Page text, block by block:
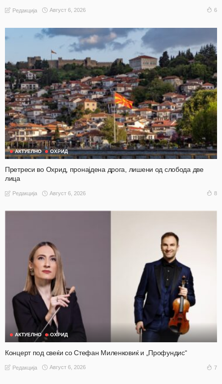
Редакција Август 6, 2026 6
АКТУЕЛНО ОХРИД
Претреси во Охрид, пронајдена дрога, лишени од слобода две
лица
Редакција Август 6, 2026 8
АКТУЕЛНО ОХРИД
Концерт под свеќи со Стефан Миленковиќ и „Профундис“
Редакција Август 6, 2026 7